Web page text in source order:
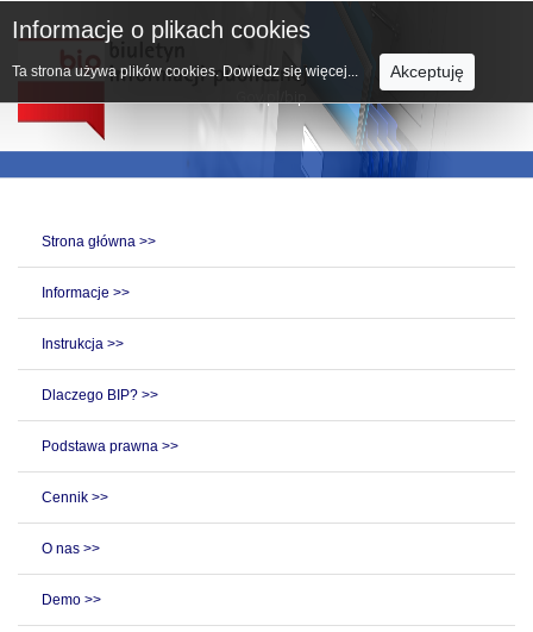
Strona główna >>
Informacje >>
Instrukcja >>
Dlaczego BIP? >>
Podstawa prawna >>
Cennik >>
O nas >>
Demo >>
Informacje o plikach cookies
Ta strona używa plików cookies. Dowiedz się więcej... Akceptuję